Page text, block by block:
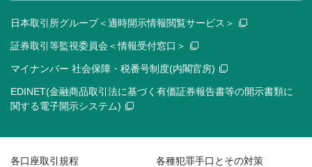
日本取引所グループ＜適時開示情報閲覧サービス＞
証券取引等監視委員会＜情報受付窓口＞
マイナンバー 社会保障・税番号制度(内閣官房)
EDINET(金融商品取引法に基づく有価証券報告書等の開示書類に
関する電子開示システム)
各口座取引規程 各種犯罪手口とその対策